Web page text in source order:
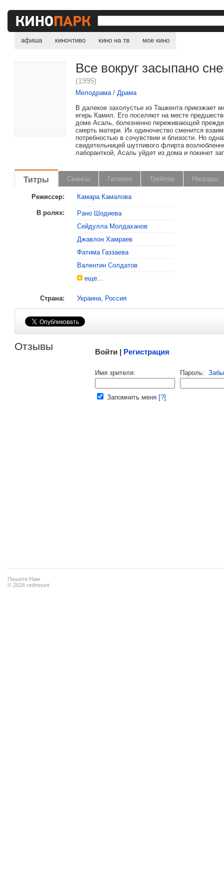
афиша киночтиво кино на тв мое кино
Все вокруг засыпано
(1995)
Мелодрама/Драма
В далекое захолустье из Ташкента приезжает
егерь Камил. Его поселяют на месте
доме Асаль, болезненно переживающей
смерть матери. Их одиночество сменится
потребностью в сочувствии и близости. Но
свидетельницей шутливого флирта
лаборанткой, Асаль уйдет из дома и покинет
Титры Сеансы Галерея Трейлер Награды
Режиссер: Камара Камалова
В ролях:
Рано Шодиева
Сейдулла Молдаханов
Джавлон Хамраев
Фатима Газзаева
Валентин Солдатов
еще...
Страна: Украина, Россия
Отзывы Войти | Регистрация
Имя зрителя: Пароль:
Запомнить меня [?]
Пишите Нам
© 2026 redmount